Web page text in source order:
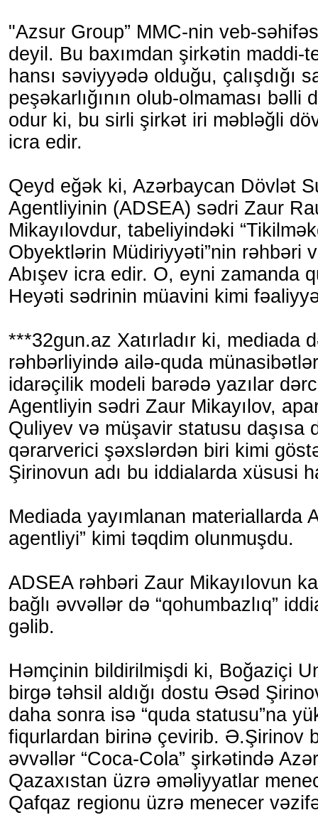
"Azsur Group” MMC-nin veb-
deyil. Bu baxımdan şirkətin maddi-
hansı səviyyədə olduğu, çalışdığı
peşəkarlığının olub-olmaması bəlli
odur ki, bu sirli şirkət iri məbləğli
icra edir.
Qeyd eğək ki, Azərbaycan Dövlət
Agentliyinin (ADSEA) sədri Zaur
Mikayılovdur, tabeliyindəki
Obyektlərin Müdiriyyəti”nin rəhbəri
Abışev icra edir. O, eyni zamanda
Heyəti sədrinin müavini kimi
***32gun.az Xatırladır ki, mediada
rəhbərliyində ailə-quda
idarəçilik modeli barədə yazılar
Agentliyin sədri Zaur Mikayılov,
Quliyev və müşavir statusu daşısa
qərarverici şəxslərdən biri kimi
Şirinovun adı bu iddialarda xüsusi
Mediada yayımlanan materiallarda
agentliyi” kimi təqdim olunmuşdu.
ADSEA rəhbəri Zaur Mikayılovun
bağlı əvvəllər də “qohumbazlıq”
gəlib.
Həmçinin bildirilmişdi ki, Boğaziçi
birgə təhsil aldığı dostu Əsəd
daha sonra isə “quda statusu”na
fiqurlardan birinə çevirib. Ə.Şirinov
əvvəllər “Coca-Cola” şirkətində
Qazaxıstan üzrə əməliyyatlar
Qafqaz regionu üzrə menecer